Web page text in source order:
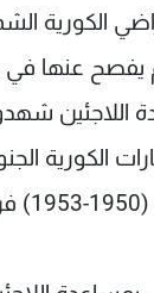
الكورية
عنها في
اللاجئين
الكورية